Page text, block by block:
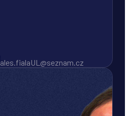
ales.fialaUL@seznam.cz